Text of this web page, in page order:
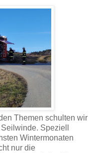
Themen schulten wir
Speziell
Wintermonaten
nur die